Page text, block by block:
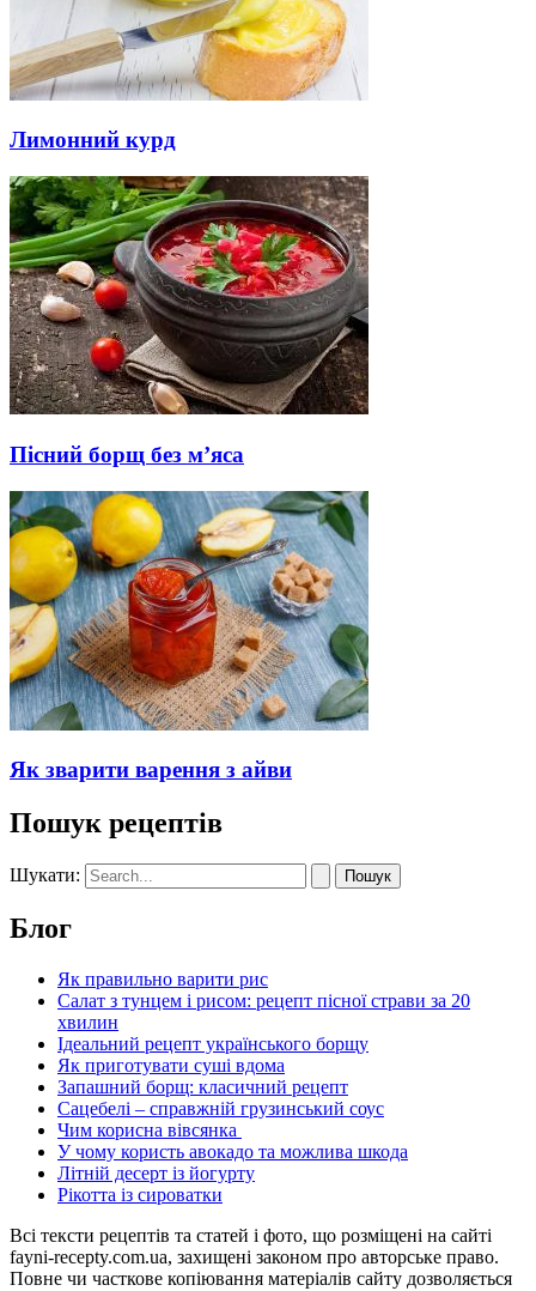
Лимонний курд
Пісний борщ без м’яса
Як зварити варення з айви
Пошук рецептів
Шукати:
Блог
Як правильно варити рис
Салат з тунцем і рисом: рецепт пісної страви за 20
хвилин
Ідеальний рецепт українського борщу
Як приготувати суші вдома
Запашний борщ: класичний рецепт
Сацебелі – справжній грузинський соус
Чим корисна вівсянка
У чому користь авокадо та можлива шкода
Літній десерт із йогурту
Рікотта із сироватки
Всі тексти рецептів та статей і фото, що розміщені на сайті
fayni-recepty.com.ua, захищені законом про авторське право.
Повне чи часткове копіювання матеріалів сайту дозволяється